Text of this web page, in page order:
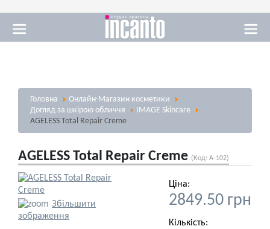
Масаж
Візаж
Головна
Онлайн-Магазин косметики
Догляд за шкірою обличчя
IMAGE Skincare
AGELESS Total Repair Creme
AGELESS Total Repair Creme (Код: A-102)
Збільшити
зображення
Ціна:
2849.50 грн
Кількість: